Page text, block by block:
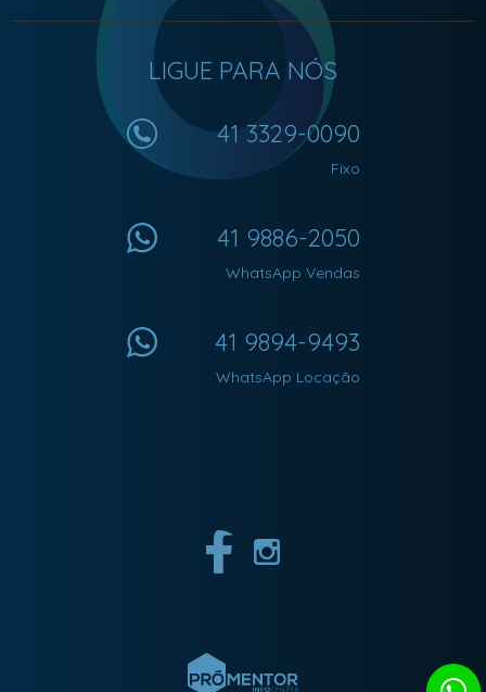
LIGUE PARA NÓS
41 3329-0090
Fixo
41 9886-2050
WhatsApp Vendas
41 9894-9493
WhatsApp Locação